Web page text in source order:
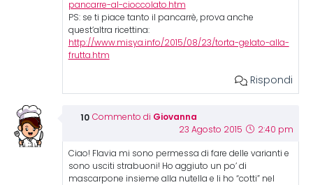
pancarre-al-cioccolato.htm
PS: se ti piace tanto il pancarrè, prova anche
quest’altra ricettina:
http://www.misya.info/2015/08/23/torta-gelato-alla-
frutta.htm
Rispondi
Commento di Giovanna
23 Agosto 2015 2:40 pm
Ciao! Flavia mi sono permessa di fare delle varianti e
sono usciti strabuoni! Ho aggiuto un po’ di
mascarpone insieme alla nutella e li ho “cotti” nel